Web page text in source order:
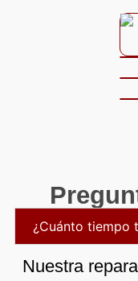
¿Cuánto tiempo
Nuestra